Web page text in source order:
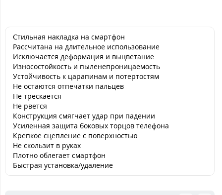
Стильная накладка на смартфон
Рассчитана на длительное использование
Исключается деформация и выцветание
Износостойкость и пыленепроницаемость
Устойчивость к царапинам и потертостям
Не остаются отпечатки пальцев
Не трескается
Не рвется
Конструкция смягчает удар при падении
Усиленная защита боковых торцов телефона
Крепкое сцепление с поверхностью
Не скользит в руках
Плотно облегает смартфон
Быстрая установка/удаление